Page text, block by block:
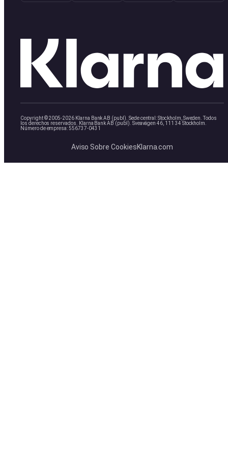
Copyright © 2005-2026 Klarna Bank AB (publ). Sede central: Stockholm, Sweden. Todos
los derechos reservados. Klarna Bank AB (publ). Sveavägen 46, 111 34 Stockholm.
Número de empresa: 556737-0431
Aviso Sobre CookiesKlarna.com